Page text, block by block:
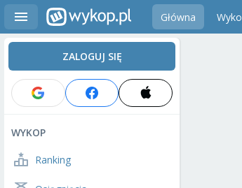
Główna
ZALOGUJ SIĘ
WYKOP
Ranking